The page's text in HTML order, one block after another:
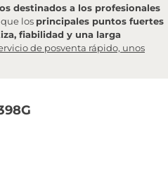
destinados a los profesionales
los principales puntos fuertes
fiabilidad y una larga
de posventa rápido, unos